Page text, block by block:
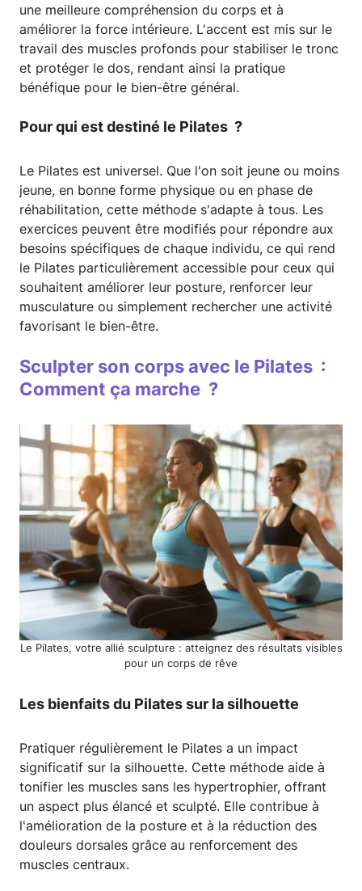
une meilleure compréhension du corps et à
améliorer la force intérieure. L'accent est mis sur le
travail des muscles profonds pour stabiliser le tronc
et protéger le dos, rendant ainsi la pratique
bénéfique pour le bien-être général.
Pour qui est destiné le Pilates ?
Le Pilates est universel. Que l'on soit jeune ou moins
jeune, en bonne forme physique ou en phase de
réhabilitation, cette méthode s'adapte à tous. Les
exercices peuvent être modifiés pour répondre aux
besoins spécifiques de chaque individu, ce qui rend
le Pilates particulièrement accessible pour ceux qui
souhaitent améliorer leur posture, renforcer leur
musculature ou simplement rechercher une activité
favorisant le bien-être.
Sculpter son corps avec le Pilates :
Comment ça marche ?
Le Pilates, votre allié sculpture : atteignez des résultats visibles
pour un corps de rêve
Les bienfaits du Pilates sur la silhouette
Pratiquer régulièrement le Pilates a un impact
significatif sur la silhouette. Cette méthode aide à
tonifier les muscles sans les hypertrophier, offrant
un aspect plus élancé et sculpté. Elle contribue à
l'amélioration de la posture et à la réduction des
douleurs dorsales grâce au renforcement des
muscles centraux.